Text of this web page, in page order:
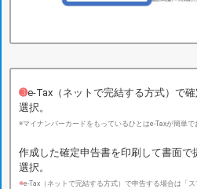
➌e-Tax（ネットで完結する方式）で
選択。
※マイナンバーカードをもっているひとはe-Taxが簡単で
作成した確定申告書を印刷して書面で
選択。
※e-Tax（ネットで完結する方式）で申告する場合は「